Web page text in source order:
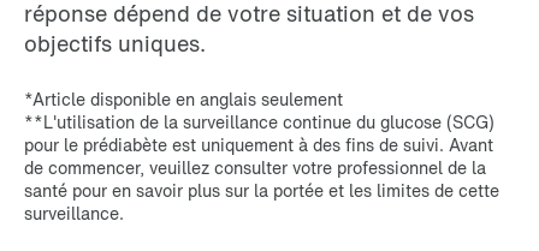
réponse dépend de votre situation et de vos
objectifs uniques.
*Article disponible en anglais seulement
**L'utilisation de la surveillance continue du glucose (SCG)
pour le prédiabète est uniquement à des fins de suivi. Avant
de commencer, veuillez consulter votre professionnel de la
santé pour en savoir plus sur la portée et les limites de cette
surveillance.